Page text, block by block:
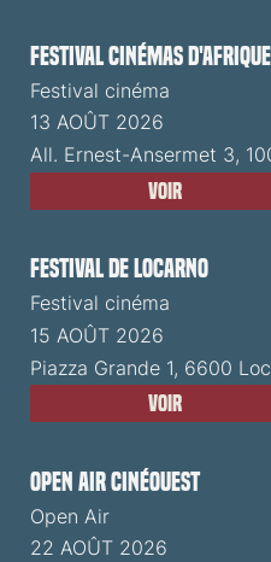
Festival cinémas
Festival cinéma
13 AOÛT 2026
All. Ernest-Ansermet 3,
Voir
Festival de Locarno
Festival cinéma
15 AOÛT 2026
Piazza Grande 1, 6600
Voir
Open Air CinéOuest
Open Air
22 AOÛT 2026